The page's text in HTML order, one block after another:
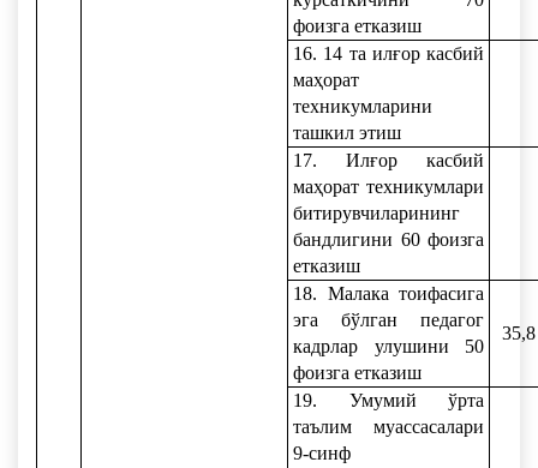
фоизга етказиш
16. 14 та илғор касбий
маҳорат
техникумларини
ташкил этиш
17. Илғор касбий
маҳорат техникумлари
битирувчиларининг
бандлигини 60 фоизга
етказиш
18. Малака тоифасига
эга бўлган педагог
кадрлар улушини 50
фоизга етказиш
19. Умумий ўрта
таълим муассасалари
9-синф